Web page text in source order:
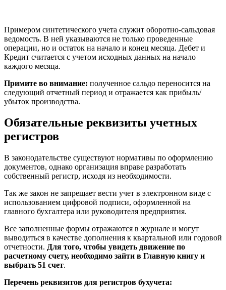
Примером синтетического учета служит оборотно-сальдовая
ведомость. В ней указываются не только проведенные
операции, но и остаток на начало и конец месяца. Дебет и
Кредит считается с учетом исходных данных на начало
каждого месяца.
Примите во внимание: полученное сальдо переносится на
следующий отчетный период и отражается как прибыль/
убыток производства.
Обязательные реквизиты учетных
регистров
В законодательстве существуют нормативы по оформлению
документов, однако организация вправе разработать
собственный регистр, исходя из необходимости.
Так же закон не запрещает вести учет в электронном виде с
использованием цифровой подписи, оформленной на
главного бухгалтера или руководителя предприятия.
Все заполненные формы отражаются в журнале и могут
выводиться в качестве дополнения к квартальной или годовой
отчетности. Для того, чтобы увидеть движение по
расчетному счету, необходимо зайти в Главную книгу и
выбрать 51 счет.
Перечень реквизитов для регистров бухучета: